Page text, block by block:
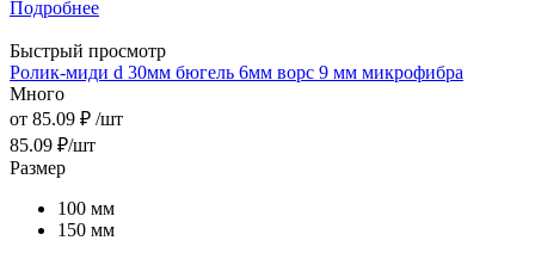
Подробнее
Быстрый просмотр
Ролик-миди d 30мм бюгель 6мм ворс 9 мм микрофибра
Много
от 85.09 ₽ /шт
85.09 ₽/шт
Размер
100 мм
150 мм